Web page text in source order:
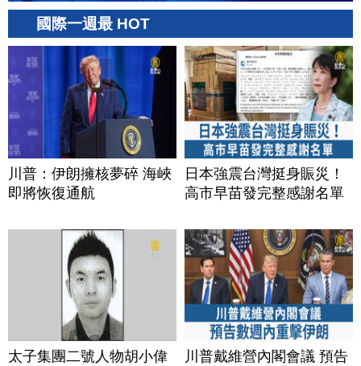
國際一週最 HOT
川普：伊朗擁核夢碎 海峽
即將恢復通航
日本強震台灣挺身賑災！
高市早苗發完整感謝名單
太子集團二號人物胡小偉
川普戴維營內閣會議 預告